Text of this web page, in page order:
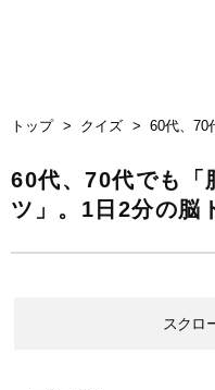
トップ クイズ 60代、70
60代、70代でも「
ツ」。1日2分の脳
スクロ